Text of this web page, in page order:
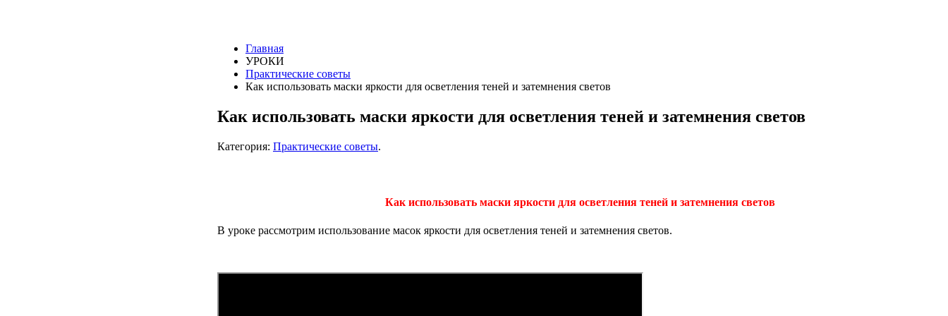
Главная
УРОКИ
Практические советы
Как использовать маски яркости для осветления теней и затемнения светов
Как использовать маски яркости для осветления теней и затемнения светов
Категория: Практические советы.
Как использовать маски яркости для осветления теней и затемнения светов
В уроке рассмотрим использование масок яркости для осветления теней и затемнения светов.